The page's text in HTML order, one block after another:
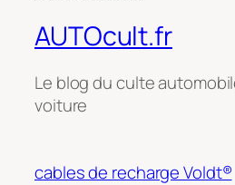
AUTOcult.fr
Le blog du culte
voiture
cables de recharge Voldt®